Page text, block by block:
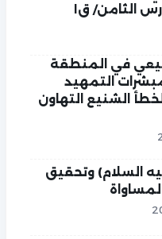
الثامن/ ق١
في المنطقة
التمهيد
الشنيع التهاون
السلام) وتحقيق